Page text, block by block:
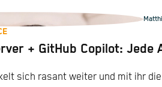
+ GitHub Copilot: Jede
sich rasant weiter und mit ihr